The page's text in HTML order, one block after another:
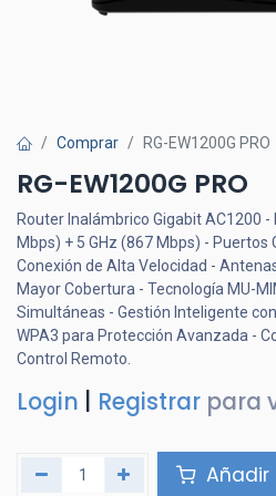
Comprar RG-EW1200G PRO
RG-EW1200G PRO
Router Inalámbrico Gigabit AC1200 -
Mbps) + 5 GHz (867 Mbps) - Puertos
Conexión de Alta Velocidad -
Mayor Cobertura - Tecnología MU-
Simultáneas - Gestión Inteligente
WPA3 para Protección Avanzada -
Control Remoto.
Login Registrar para